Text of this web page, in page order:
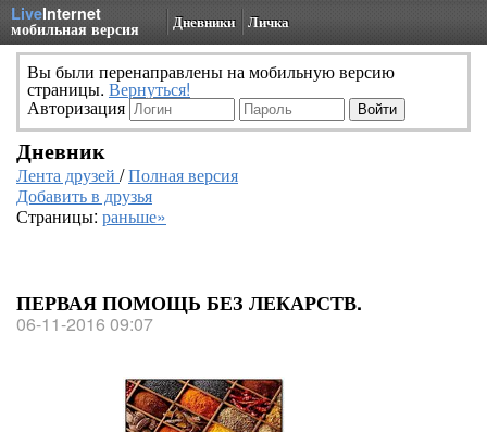
LiveInternet
мобильная версия Дневники Личка
Вы были перенаправлены на мобильную версию
страницы. Вернуться!
Авторизация
Дневник
Лента друзей /Полная версия
Добавить в друзья
Страницы: раньше»
ПЕРВАЯ ПОМОЩЬ БЕЗ ЛЕКАРСТВ.
06-11-2016 09:07